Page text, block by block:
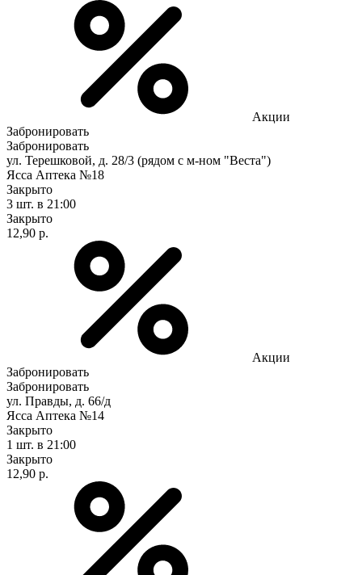
Акции
Забронировать
Забронировать
ул. Терешковой, д. 28/3 (рядом с м-ном "Веста")
Ясса Аптека №18
Закрыто
3 шт. в 21:00
Закрыто
12,90 р.
Акции
Забронировать
Забронировать
ул. Правды, д. 66/д
Ясса Аптека №14
Закрыто
1 шт. в 21:00
Закрыто
12,90 р.